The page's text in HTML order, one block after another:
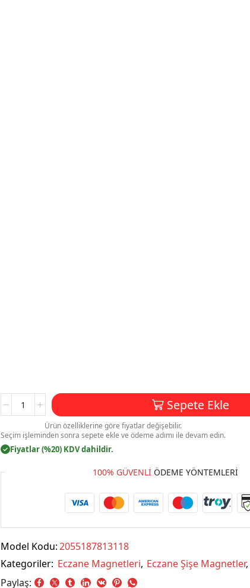
Eczane
Magnet
Model:M002
adet
Sepete Ekle
Ürün özelliklerine göre fiyatlar değişebilir.
Seçim işleminden sonra sepete ekle ve ödeme adımı ile devam edin.
✓ Fiyatlar (%20) KDV dahildir.
100% GÜVENLI ÖDEME YÖNTEMLERI
Model Kodu:2055187813118
Kategoriler: Eczane Magnetleri, Eczane Şişe Magnetler,
Paylaş: